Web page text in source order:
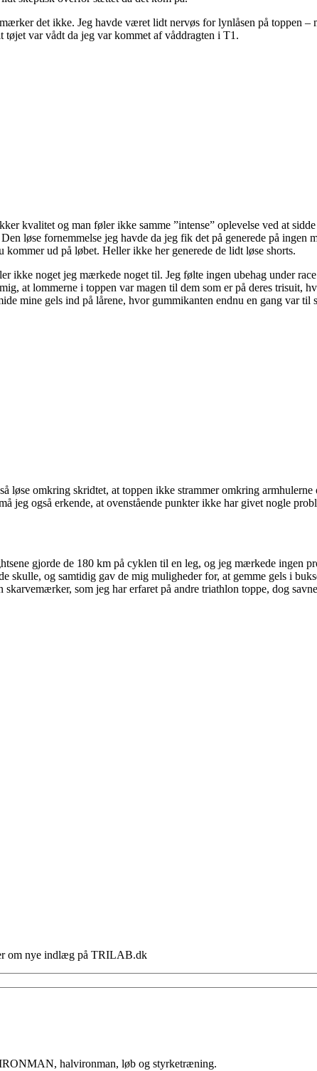
det ikke. Jeg havde været lidt nervøs for lynlåsen på toppen
var vådt da jeg var kommet af våddragten i T1.
kvalitet og man føler ikke samme ”intense” oplevelse ved at
løse fornemmelse jeg havde da jeg fik det på generede på
ud på løbet. Heller ikke her generede de lidt løse shorts.
ikke noget jeg mærkede noget til. Jeg følte ingen ubehag under
at lommerne i toppen var magen til dem som er på deres trisuit,
mine gels ind på lårene, hvor gummikanten endnu en gang var til
løse omkring skridtet, at toppen ikke strammer omkring
jeg også erkende, at ovenstående punkter ikke har givet nogle
gjorde de 180 km på cyklen til en leg, og jeg mærkede ingen
skulle, og samtidig gav de mig muligheder for, at gemme gels i
som jeg har erfaret på andre triathlon toppe, dog
om nye indlæg på TRILAB.dk
halvironman, løb og styrketræning.